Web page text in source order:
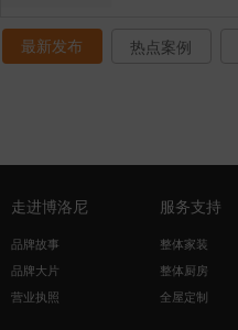
最新发布 热点案例
走进博洛尼
品牌故事
品牌大片
营业执照
服务支持
整体家装
整体厨房
全屋定制